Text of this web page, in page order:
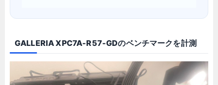
GALLERIA XPC7A-R57-GDのベンチマークを計測